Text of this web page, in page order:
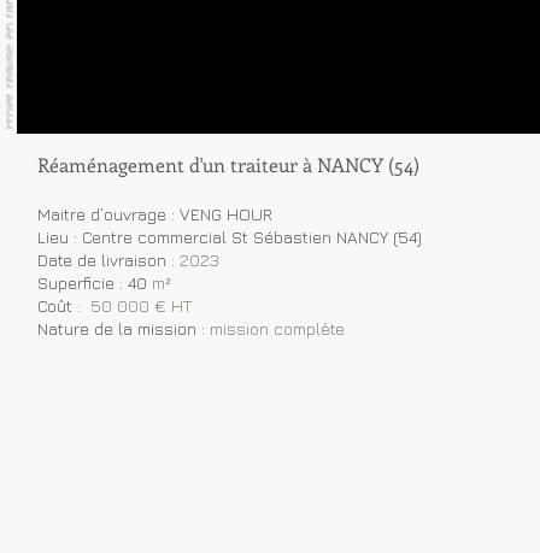
Réaménagement d'un traiteur à NANCY (54)
Maitre d’ouvrage : VENG HOUR
Lieu : Centre commercial St Sébastien NANCY (54)
Date de livraison : 2023
Superficie : 40 m²
Coût : 50 000 € HT
Nature de la mission : mission complète